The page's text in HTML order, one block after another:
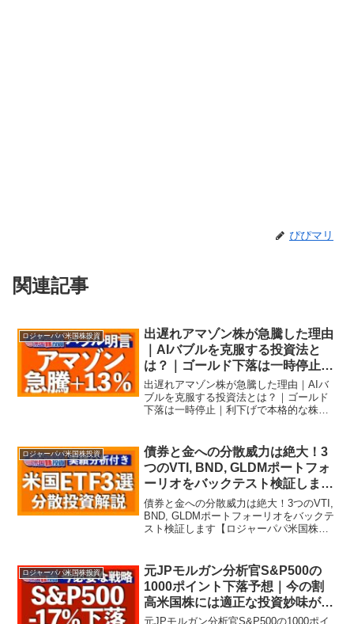
ぴぴマリ
関連記事
ロジャーパパ米国株投資
出遅れアマゾン株が急騰した理由
｜AIバブルを克服する投資法と
は？｜ゴールド下落は一時停止｜
利下げで本格的な株高は続く【ロ
ジャーパパ米国株投資】
出遅れアマゾン株が急騰した理由｜AIバ
ブルを克服する投資法とは？｜ゴールド
下落は一時停止｜利下げで本格的な株高
資の実績や銘柄紹介、投資戦略などを、
分かりやすくスライド形...
ロジャーパパ米国株投資
債券と金への分散威力は絶大！3
つのVTI, BND, GLDMポートフォ
ーリオをバックテスト検証します
【ロジャーパパ米国株投資】
債券と金への分散威力は絶大！3つのVTI,
BND, GLDMポートフォーリオをバックテ
スト検証します【ロジャーパパ米国株投
などを、分かりやすくスライド形式の動
画にして...
ロジャーパパ米国株投資
元JPモルガン分析官S&P500の
1000ポイント下落予想｜今の割
高米国株には適正な投資妙味がな
い｜全米個人投資家40%が6ヶ月
元JPモルガン分析官S&P500の1000ポイ